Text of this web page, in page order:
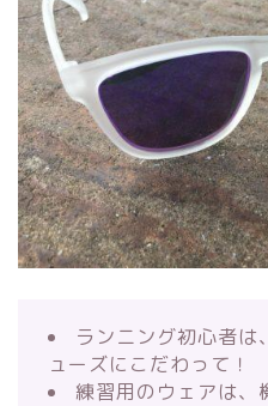
ランニング初心者は
ューズにこだわって！
練習用のウェアは、